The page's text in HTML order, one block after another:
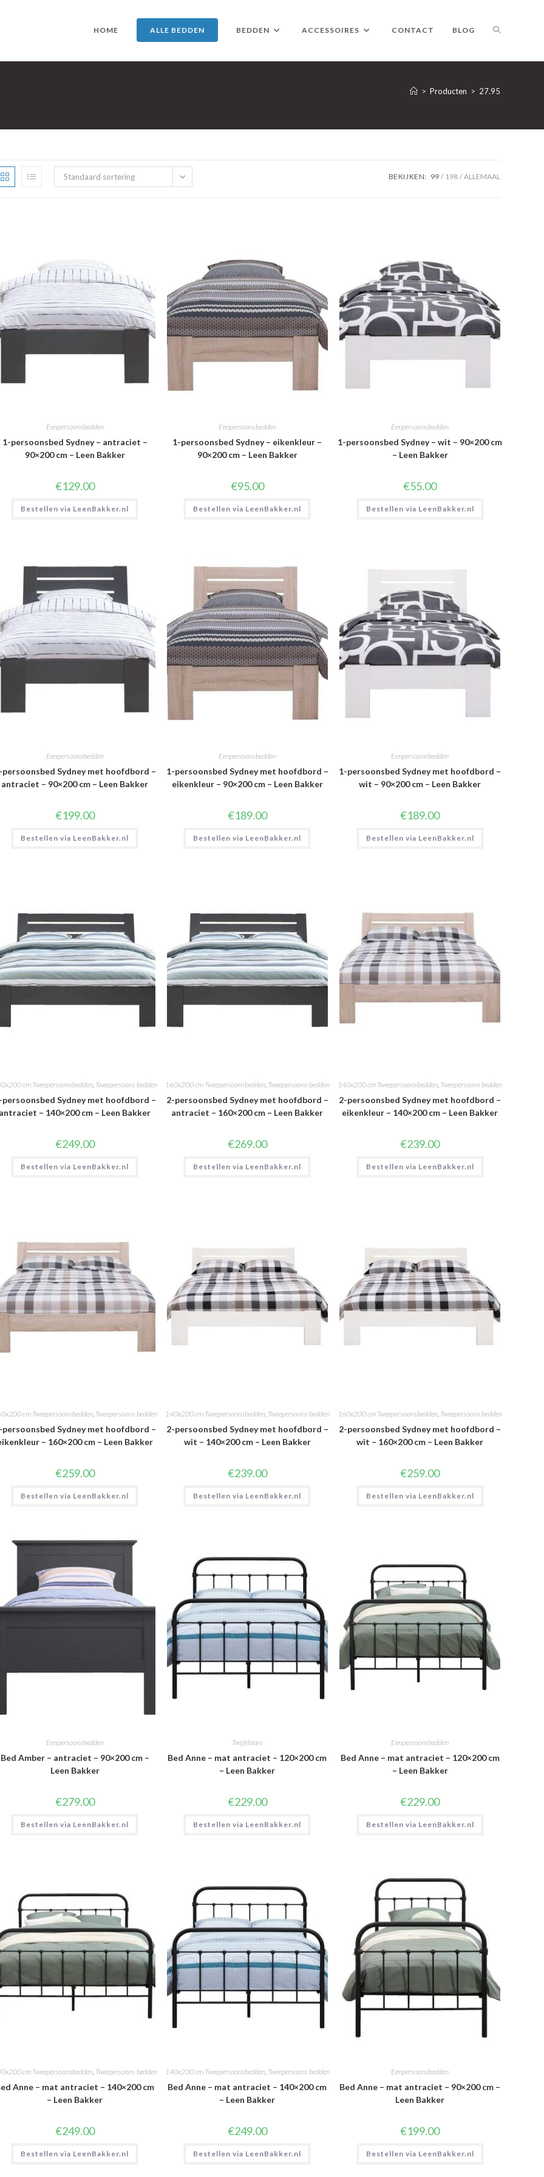
HOME ALLE BEDDEN BEDDEN ACCESSOIRES CONTACT BLOG TOGGLE
WEBSITE
> Producten > 27.95
Standaard sortering BEKIJKEN: 99 198 ALLEMAAL
Eenpersoonsbedden
1-persoonsbed Sydney – antraciet –
90×200 cm – Leen Bakker
€129.00
Bestellen via LeenBakker.nl
Eenpersoonsbedden
1-persoonsbed Sydney – eikenkleur –
90×200 cm – Leen Bakker
€95.00
Bestellen via LeenBakker.nl
Eenpersoonsbedden
1-persoonsbed Sydney – wit – 90×200 cm
– Leen Bakker
€55.00
Bestellen via LeenBakker.nl
Eenpersoonsbedden
persoonsbed Sydney met hoofdbord –
antraciet – 90×200 cm – Leen Bakker
€199.00
Bestellen via LeenBakker.nl
Eenpersoonsbedden
1-persoonsbed Sydney met hoofdbord –
eikenkleur – 90×200 cm – Leen Bakker
€189.00
Bestellen via LeenBakker.nl
Eenpersoonsbedden
1-persoonsbed Sydney met hoofdbord –
wit – 90×200 cm – Leen Bakker
€189.00
Bestellen via LeenBakker.nl
cm Tweepersoonsbedden, Tweepersoons bedden
persoonsbed Sydney met hoofdbord –
– 140×200 cm – Leen Bakker
€249.00
Bestellen via LeenBakker.nl
160x200 cm Tweepersoonsbedden, Tweepersoons bedden
2-persoonsbed Sydney met hoofdbord –
antraciet – 160×200 cm – Leen Bakker
€269.00
Bestellen via LeenBakker.nl
140x200 cm Tweepersoonsbedden, Tweepersoons bedden
2-persoonsbed Sydney met hoofdbord –
eikenkleur – 140×200 cm – Leen Bakker
€239.00
Bestellen via LeenBakker.nl
cm Tweepersoonsbedden, Tweepersoons bedden
persoonsbed Sydney met hoofdbord –
– 160×200 cm – Leen Bakker
€259.00
Bestellen via LeenBakker.nl
140x200 cm Tweepersoonsbedden, Tweepersoons bedden
2-persoonsbed Sydney met hoofdbord –
wit – 140×200 cm – Leen Bakker
€239.00
Bestellen via LeenBakker.nl
160x200 cm Tweepersoonsbedden Tweepersoons bedden
2-persoonsbed Sydney met hoofdbord –
wit – 160×200 cm – Leen Bakker
€259.00
Bestellen via LeenBakker.nl
Eenpersoonsbedden
Bed Amber – antraciet – 90×200 cm –
Leen Bakker
€279.00
Bestellen via LeenBakker.nl
Twijfelaars
Bed Anne – mat antraciet – 120×200 cm
– Leen Bakker
€229.00
Bestellen via LeenBakker.nl
Eenpersoonsbedden
Bed Anne – mat antraciet – 120×200 cm
– Leen Bakker
€229.00
Bestellen via LeenBakker.nl
cm Tweepersoonsbedden, Tweepersoons bedden
Anne – mat antraciet – 140×200 cm
– Leen Bakker
€249.00
Bestellen via LeenBakker.nl
140x200 cm Tweepersoonsbedden, Tweepersoons bedden
Bed Anne – mat antraciet – 140×200 cm
– Leen Bakker
€249.00
Bestellen via LeenBakker.nl
Eenpersoonsbedden
Bed Anne – mat antraciet – 90×200 cm –
Leen Bakker
€199.00
Bestellen via LeenBakker.nl